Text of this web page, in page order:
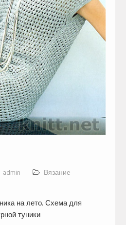
admin
Вязание
на лето. Схема для
туники